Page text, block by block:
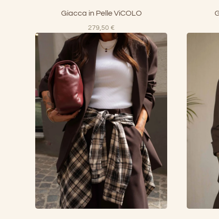
Giacca in Pelle ViCOLO
279,50 €